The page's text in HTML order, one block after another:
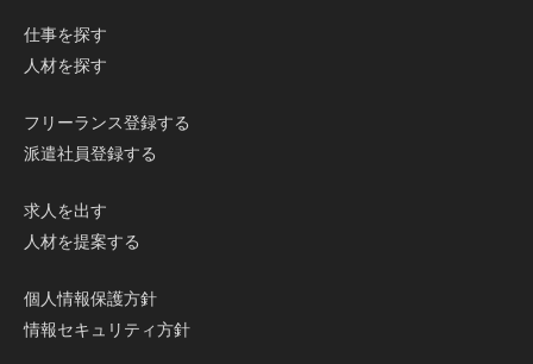
仕事を探す
人材を探す
フリーランス登録する
派遣社員登録する
求人を出す
人材を提案する
個人情報保護方針
情報セキュリティ方針